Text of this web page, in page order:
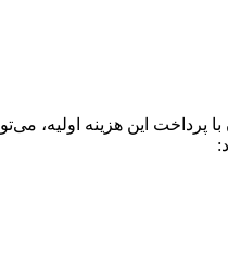
این هزینه اولیه،